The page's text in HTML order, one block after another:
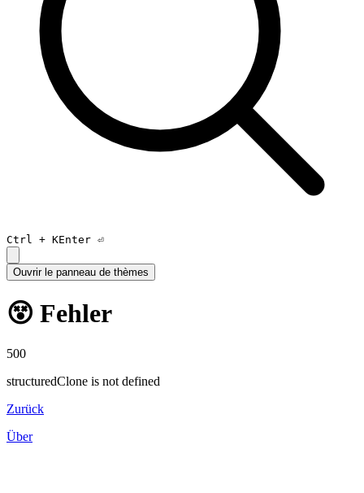
Ctrl + KEnter ⏎
Ouvrir le panneau de thèmes
😵 Fehler
500
structuredClone is not defined
Zurück
Über